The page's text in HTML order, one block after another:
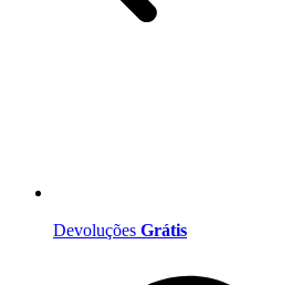
Devoluções Grátis